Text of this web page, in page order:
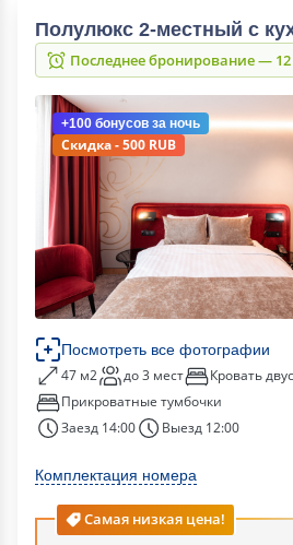
Полулюкс 2-местный с
Последнее бронирование —
+100 бонусов за ночь
Скидка - 500 RUB
Посмотреть все фотографии
47 м2 до 3 мест
Кровать
Прикроватные тумбочки
Заезд 14:00
Выезд 12:00
Комплектация номера
Самая низкая цена!